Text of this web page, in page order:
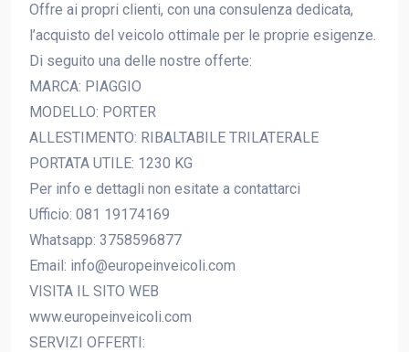
Offre ai propri clienti, con una consulenza dedicata,
l’acquisto del veicolo ottimale per le proprie esigenze.
Di seguito una delle nostre offerte:
MARCA: PIAGGIO
MODELLO: PORTER
ALLESTIMENTO: RIBALTABILE TRILATERALE
PORTATA UTILE: 1230 KG
Per info e dettagli non esitate a contattarci
Ufficio: 081 19174169
Whatsapp: 3758596877
Email: info@europeinveicoli.com
VISITA IL SITO WEB
www.europeinveicoli.com
SERVIZI OFFERTI: